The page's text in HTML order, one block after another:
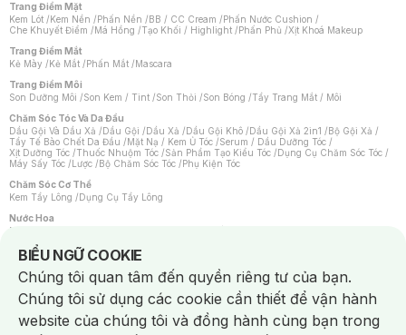
Trang Điểm Mặt
Kem Lót /Kem Nền /Phấn Nền /BB / CC Cream /Phấn Nước Cushion /
Che Khuyết Điểm /Má Hồng /Tạo Khối / Highlight /Phấn Phủ /Xịt Khoá Makeup
Trang Điểm Mắt
Kẻ Mày /Kẻ Mắt /Phấn Mắt /Mascara
Trang Điểm Môi
Son Dưỡng Môi /Son Kem / Tint /Son Thỏi /Son Bóng /Tẩy Trang Mắt / Môi
Chăm Sóc Tóc Và Da Đầu
Dầu Gội Và Dầu Xả /Dầu Gội /Dầu Xả /Dầu Gội Khô /Dầu Gội Xả 2in1 /Bộ Gội Xả /
Tẩy Tế Bào Chết Da Đầu /Mặt Nạ / Kem Ủ Tóc /Serum / Dầu Dưỡng Tóc /
Xịt Dưỡng Tóc /Thuốc Nhuộm Tóc /Sản Phẩm Tạo Kiểu Tóc /Dụng Cụ Chăm Sóc Tóc /
Máy Sấy Tóc /Lược /Bộ Chăm Sóc Tóc /Phụ Kiện Tóc
Chăm Sóc Cơ Thể
Kem Tẩy Lông /Dụng Cụ Tẩy Lông
Nước Hoa
Nước Hoa Nữ
Chăm Sóc Cá Nhân
Chống Muỗi /Khẩu Trang /Máy Massage/Mặt Nạ Xông Hơi /Nước Rửa Tay/
Sản Phẩm Chăm Sóc Khác /Bàn Chải Đánh Răng /Bàn Chải Điện/
Hỗ Trợ Trắng Răng/Kem Đánh Răng /Máy Tăm Nước/ Nước Súc Miệng/
Tăm / Chỉ Nha Khoa/ Xịt Thơm Miệng / Dung Dịch Vệ Sinh/Dưỡng Vùng Kín/
Khăn Ướt Vệ Sinh Vùng Kín/Băng Vệ Sinh/Tampon/Bọt Cạo Râu /Dao Cạo Râu/
Máy Cạo Râu
BIỂU NGỮ COOKIE
Notice about cookies usage
Chúng tôi quan tâm đến quyền riêng tư của bạn.
Chúng tôi sử dụng các cookie cần thiết để vận hành
website của chúng tôi và đồng hành cùng bạn trong